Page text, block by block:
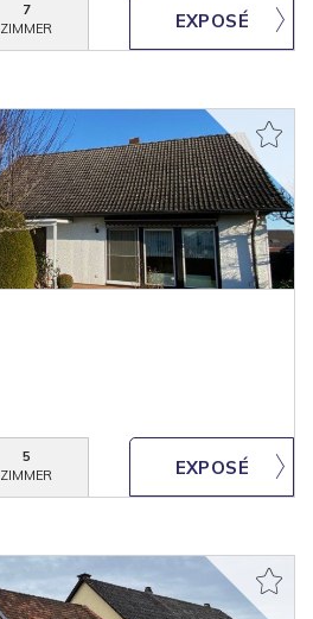
7
ZIMMER
5
ZIMMER